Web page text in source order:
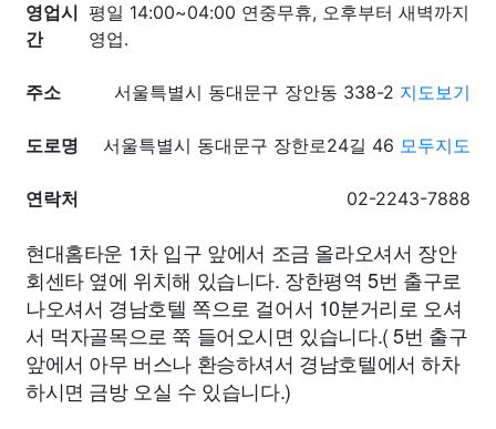
영업시
간
평일 14:00~04:00 연중무휴, 오후부터 새벽까지
영업.
주소 서울특별시 동대문구 장안동 338-2 지도보기
도로명 서울특별시 동대문구 장한로24길 46 모두지도
연락처 02-2243-7888
현대홈타운 1차 입구 앞에서 조금 올라오셔서 장안
회센타 옆에 위치해 있습니다. 장한평역 5번 출구로
나오셔서 경남호텔 쪽으로 걸어서 10분거리로 오셔
서 먹자골목으로 쭉 들어오시면 있습니다.( 5번 출구
앞에서 아무 버스나 환승하셔서 경남호텔에서 하차
하시면 금방 오실 수 있습니다.)